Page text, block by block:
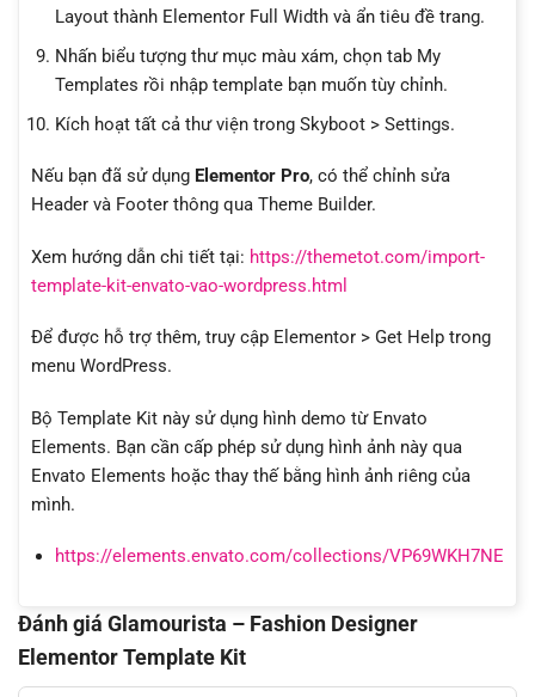
Layout thành Elementor Full Width và ẩn tiêu đề trang.
Nhấn biểu tượng thư mục màu xám, chọn tab My
Templates rồi nhập template bạn muốn tùy chỉnh.
Kích hoạt tất cả thư viện trong Skyboot > Settings.
Nếu bạn đã sử dụng Elementor Pro, có thể chỉnh sửa
Header và Footer thông qua Theme Builder.
Xem hướng dẫn chi tiết tại: https://themetot.com/import-
template-kit-envato-vao-wordpress.html
Để được hỗ trợ thêm, truy cập Elementor > Get Help trong
menu WordPress.
Bộ Template Kit này sử dụng hình demo từ Envato
Elements. Bạn cần cấp phép sử dụng hình ảnh này qua
Envato Elements hoặc thay thế bằng hình ảnh riêng của
mình.
https://elements.envato.com/collections/VP69WKH7NE
Đánh giá Glamourista – Fashion Designer
Elementor Template Kit